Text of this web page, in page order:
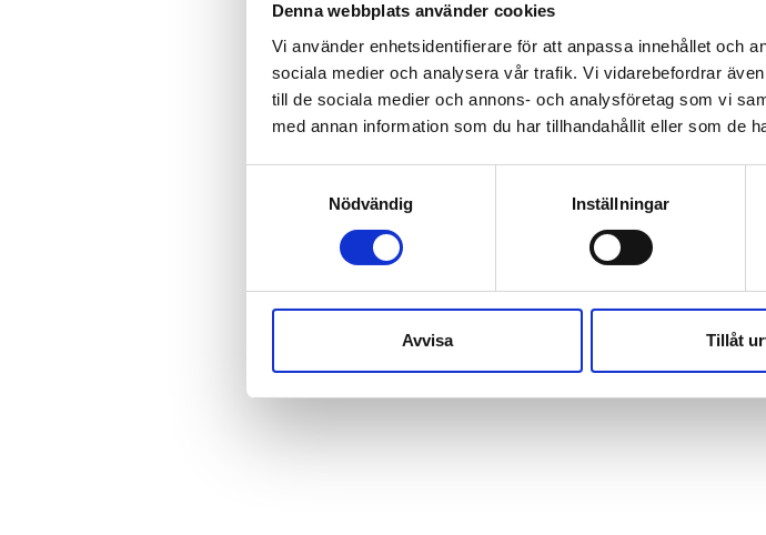
Denna webbplats använder cookies
Vi använder enhetsidentifierare för att anpassa innehållet och
sociala medier och analysera vår trafik. Vi vidarebefordrar
till de sociala medier och annons- och analysföretag som vi
med annan information som du har tillhandahållit eller som de
Nödvändig
Inställningar
Avvisa Tillåt